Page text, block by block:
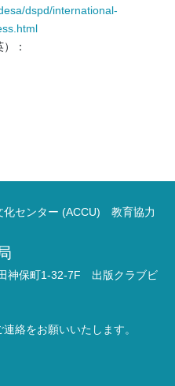
dspd/international-
：
化センター (ACCU) 教育協力
神保町1-32-7F 出版クラブビ
絡をお願いいたします。